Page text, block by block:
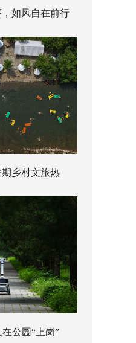
如风自在前行
乡村文旅热
公园“上岗”